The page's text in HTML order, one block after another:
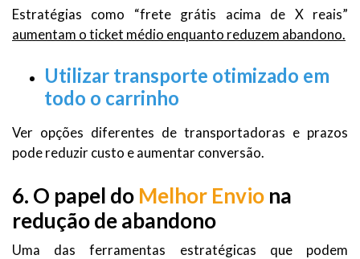
Estratégias como “frete grátis acima de X reais”
aumentam o ticket médio enquanto reduzem abandono.
Utilizar transporte otimizado em
todo o carrinho
Ver opções diferentes de transportadoras e prazos
pode reduzir custo e aumentar conversão.
6. O papel do Melhor Envio na
redução de abandono
Uma das ferramentas estratégicas que podem